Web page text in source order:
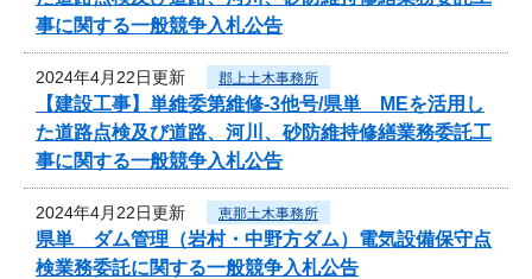
事に関する一般競争入札公告
2024年4月22日更新 郡上土木事務所
【建設工事】単維委第維修‐3他号/県単 MEを活用し
た道路点検及び道路、河川、砂防維持修繕業務委託工
事に関する一般競争入札公告
2024年4月22日更新 恵那土木事務所
県単 ダム管理（岩村・中野方ダム）電気設備保守点
検業務委託に関する一般競争入札公告